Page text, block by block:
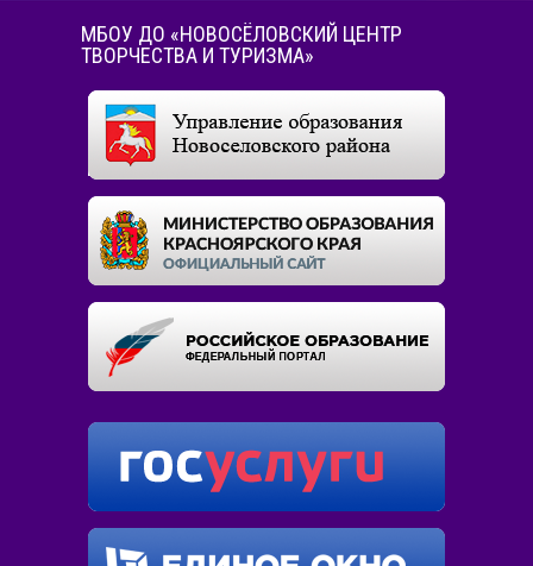
МБОУ ДО «НОВОСЁЛОВСКИЙ ЦЕНТР
ТВОРЧЕСТВА И ТУРИЗМА»